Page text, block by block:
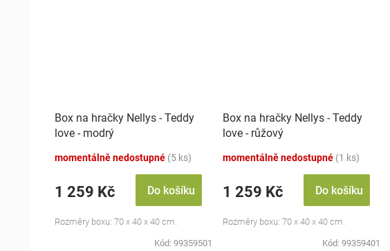
Box na hračky Nellys - Teddy
love - modrý
momentálně nedostupné (5 ks)
1 259 Kč Do košíku
Rozměry boxu: 70 x 40 x 40 cm.
Kód: 99359501
Box na hračky Nellys - Teddy
love - růžový
momentálně nedostupné (1 ks)
1 259 Kč Do košíku
Rozměry boxu: 70 x 40 x 40 cm.
Kód: 99359401